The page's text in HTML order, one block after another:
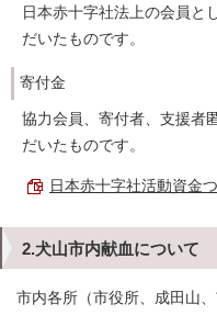
日本赤十字社法上の会員と
だいたものです。
寄付金
協力会員、寄付者、支援者
だいたものです。
日本赤十字社活動資金
2.犬山市内献血について
市内各所（市役所、成田山